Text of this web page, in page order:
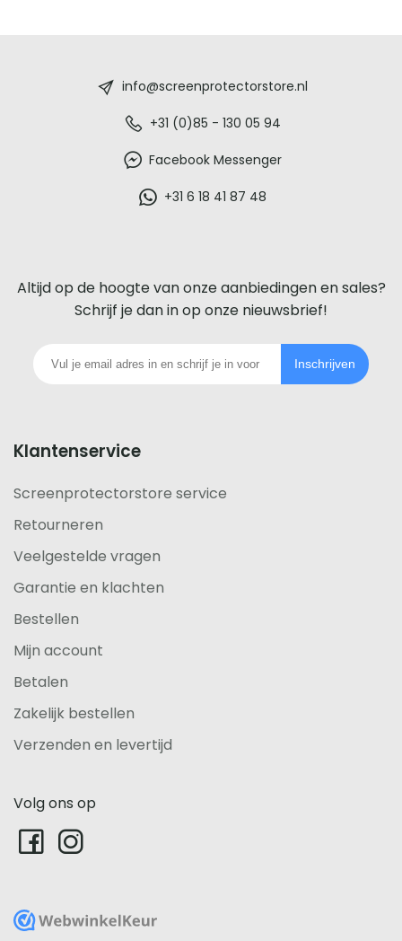
voor
iedere
telefoon
info@screenprotectorstore.nl
+31 (0)85 - 130 05 94
Facebook Messenger
+31 6 18 41 87 48
Altijd op de hoogte van onze aanbiedingen en sales?
Schrijf je dan in op onze nieuwsbrief!
Inschrijven
Klantenservice
Screenprotectorstore service
Retourneren
Veelgestelde vragen
Garantie en klachten
Bestellen
Mijn account
Betalen
Zakelijk bestellen
Verzenden en levertijd
Volg ons op
WebwinkelKeur